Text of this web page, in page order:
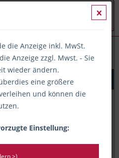
ca. 200 S., farbig
die Anzeige inkl. MwSt.
Anzeige zzgl. Mwst. - Sie
wieder ändern.
eine größere
und können die
Einstellung:
>)